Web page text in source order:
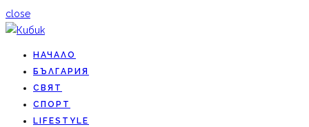
close
НАЧАЛО
БЪЛГАРИЯ
СВЯТ
СПОРТ
LIFESTYLE